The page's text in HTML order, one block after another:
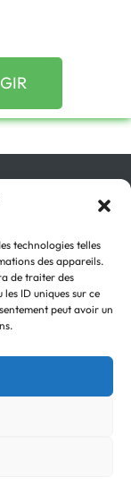
technologies telles
des appareils.
de traiter des
ID uniques sur ce
peut avoir un
Retour en
haut